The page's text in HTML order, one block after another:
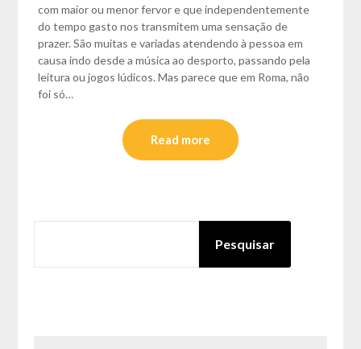
com maior ou menor fervor e que independentemente
do tempo gasto nos transmitem uma sensação de
prazer. São muitas e variadas atendendo à pessoa em
causa indo desde a música ao desporto, passando pela
leitura ou jogos lúdicos. Mas parece que em Roma, não
foi só…
Read more
Pesquisar